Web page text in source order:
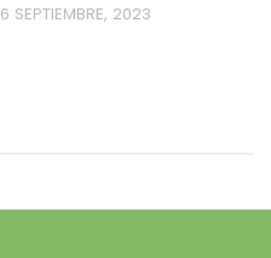
6 SEPTIEMBRE, 2023